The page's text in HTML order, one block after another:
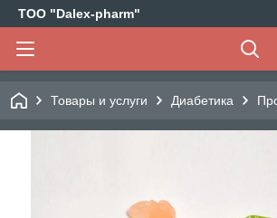
ТОО "Dalex-pharm"
Товары и услуги Диабетика